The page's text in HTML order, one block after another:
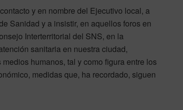
y en nombre del Ejecutivo local, a
Sanidad y a insistir, en aquellos foros en
Interterritorial del SNS, en la
sanitaria en nuestra ciudad,
humanos, tal y como figura entre los
medidas que, ha recordado, siguen